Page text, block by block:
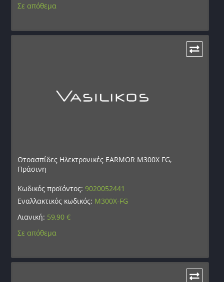
Σε απόθεμα
Ωτοασπίδες Ηλεκτρονικές EARMOR M300X FG,
Πράσινη
Κωδικός προϊόντος:9020052441
Εναλλακτικός κωδικός: M300X-FG
Λιανική: 59,90€
Σε απόθεμα